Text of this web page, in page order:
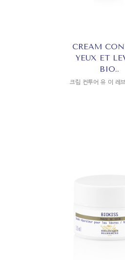
CREAM
YEUX ET
BIO..
크림 컨투어 유 이 레